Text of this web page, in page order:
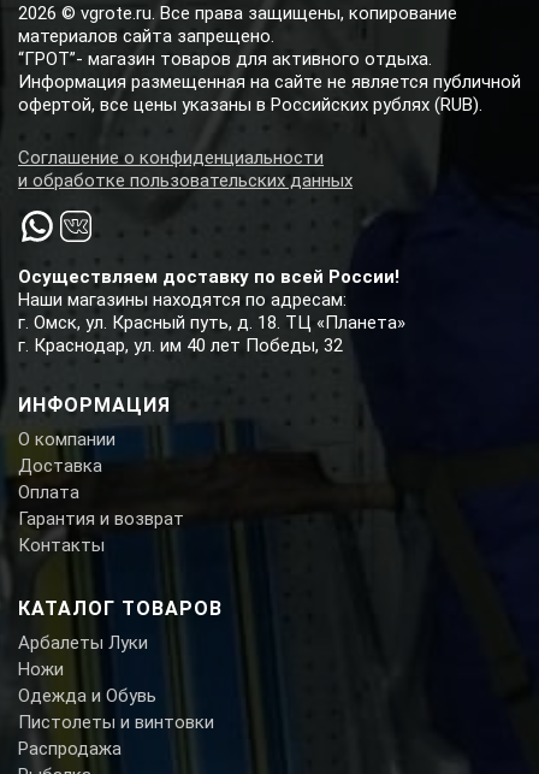
Осуществляем доставку по всей России!
Наши магазины находятся по адресам:
г. Омск, ул. Красный путь, д. 18. ТЦ «Планета»
г. Краснодар, ул. им 40 лет Победы, 32
ИНФОРМАЦИЯ
О компании
Доставка
Оплата
Гарантия и возврат
Контакты
КАТАЛОГ ТОВАРОВ
Арбалеты Луки
Ножи
Одежда и Обувь
Пистолеты и винтовки
Распродажа
2026 © vgrote.ru. Все права защищены, копирование
материалов сайта запрещено.
“ГРОТ”- магазин товаров для активного отдыха.
Информация размещенная на сайте не является публичной
офертой, все цены указаны в Российских рублях (RUB).
Соглашение о конфиденциальности
и обработке пользовательских данных